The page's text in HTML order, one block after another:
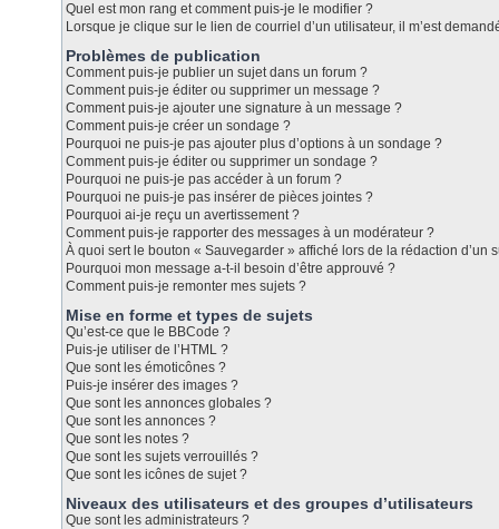
Quel est mon rang et comment puis-je le modifier ?
Lorsque je clique sur le lien de courriel d’un utilisateur, il m’est
Problèmes de publication
Comment puis-je publier un sujet dans un forum ?
Comment puis-je éditer ou supprimer un message ?
Comment puis-je ajouter une signature à un message ?
Comment puis-je créer un sondage ?
Pourquoi ne puis-je pas ajouter plus d’options à un sondage ?
Comment puis-je éditer ou supprimer un sondage ?
Pourquoi ne puis-je pas accéder à un forum ?
Pourquoi ne puis-je pas insérer de pièces jointes ?
Pourquoi ai-je reçu un avertissement ?
Comment puis-je rapporter des messages à un modérateur ?
À quoi sert le bouton « Sauvegarder » affiché lors de la rédaction d’un
Pourquoi mon message a-t-il besoin d’être approuvé ?
Comment puis-je remonter mes sujets ?
Mise en forme et types de sujets
Qu’est-ce que le BBCode ?
Puis-je utiliser de l’HTML ?
Que sont les émoticônes ?
Puis-je insérer des images ?
Que sont les annonces globales ?
Que sont les annonces ?
Que sont les notes ?
Que sont les sujets verrouillés ?
Que sont les icônes de sujet ?
Niveaux des utilisateurs et des groupes d’utilisateurs
Que sont les administrateurs ?